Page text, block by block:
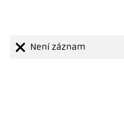
Není záznam